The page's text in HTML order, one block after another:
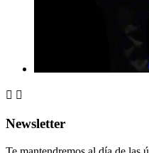
 
Newsletter